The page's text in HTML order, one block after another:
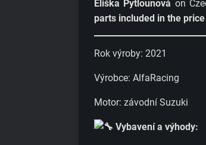
Eliška Pytlounová on
parts included in the price
Rok výroby: 2021
Výrobce: AlfaRacing
Motor: závodní Suzuki
Vybavení a výhody: